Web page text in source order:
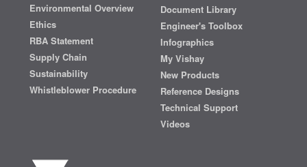
Environmental Overview
Ethics
RBA Statement
Supply Chain
Sustainability
Whistleblower Procedure
Document Library
Engineer's Toolbox
Infographics
My Vishay
New Products
Reference Designs
Technical Support
Videos